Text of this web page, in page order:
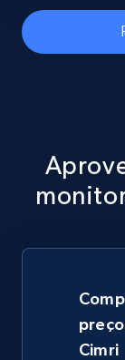
URL,
Seller
more.
2.5K+
eBay -Cimri